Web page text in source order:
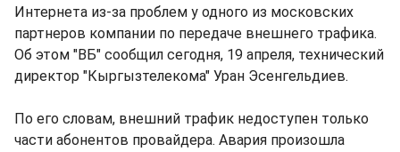
Интернета из-за проблем у одного из московских
партнеров компании по передаче внешнего трафика.
Об этом "ВБ" сообщил сегодня, 19 апреля, технический
директор "Кыргызтелекома" Уран Эсенгельдиев.
По его словам, внешний трафик недоступен только
части абонентов провайдера. Авария произошла